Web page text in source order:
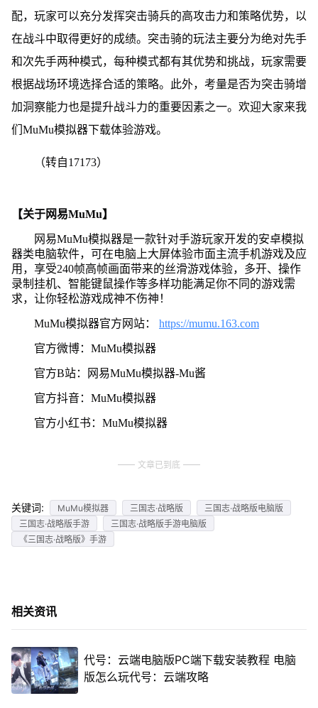
配，玩家可以充分发挥突击骑兵的高攻击力和策略优势，以
在战斗中取得更好的成绩。突击骑的玩法主要分为绝对先手
和次先手两种模式，每种模式都有其优势和挑战，玩家需要
根据战场环境选择合适的策略。此外，考量是否为突击骑增
加洞察能力也是提升战斗力的重要因素之一。欢迎大家来我
们MuMu模拟器下载体验游戏。
（转自17173）
【关于网易MuMu】
网易MuMu模拟器是一款针对手游玩家开发的安卓模拟
器类电脑软件，可在电脑上大屏体验市面主流手机游戏及应
用，享受240帧高帧画面带来的丝滑游戏体验，多开、操作
录制挂机、智能键鼠操作等多样功能满足你不同的游戏需
求，让你轻松游戏成神不伤神！
MuMu模拟器官方网站： https://mumu.163.com
官方微博：MuMu模拟器
官方B站：网易MuMu模拟器-Mu酱
官方抖音：MuMu模拟器
官方小红书：MuMu模拟器
文章已到底
关键词: MuMu模拟器 三国志·战略版
三国志·战略版电脑版
三国志·战略版手游
三国志·战略版手游电脑版
《三国志·战略版》手游
相关资讯
代号：云端电脑版PC端下载安装教程 电脑
版怎么玩代号：云端攻略